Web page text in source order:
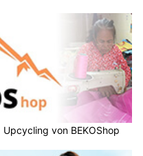
von BEKOShop